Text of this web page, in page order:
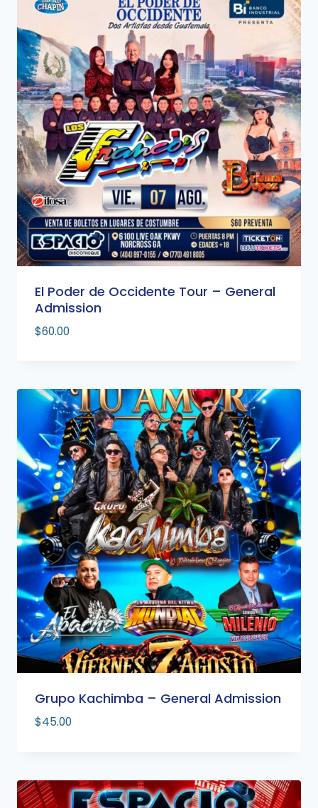
El Poder de Occidente Tour – General
Admission
$60.00
Grupo Kachimba – General Admission
$45.00